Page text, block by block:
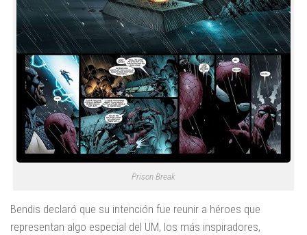
Prison Break
Bendis declaró que su intención fue reunir a héroes que
representan algo especial del UM, los más inspiradores,